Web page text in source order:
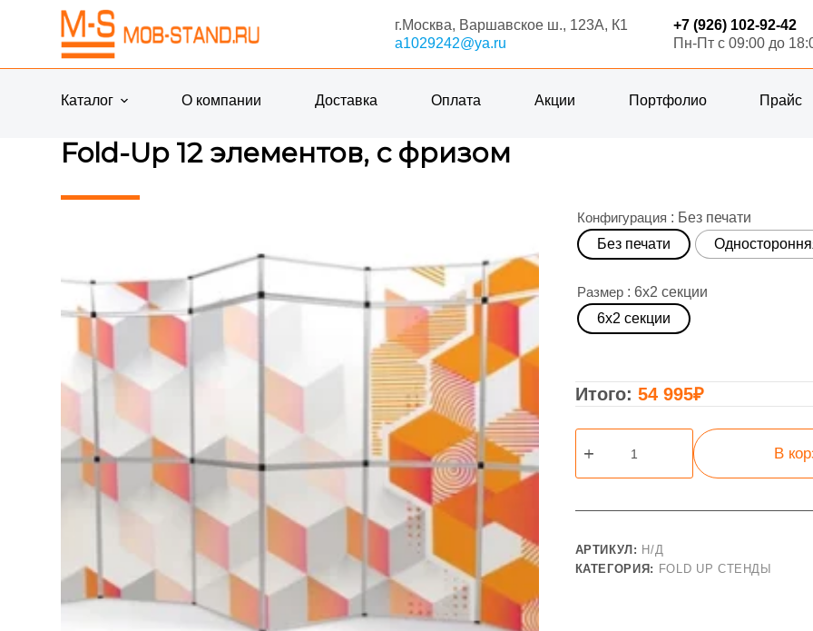
е
г.Москва, Варшавское ш., 123А, К1
a1029242@ya.ru
+7 (926) 102-92-42
Пн-Пт с 09:00 до
Каталог О компании Доставка Оплата Акции Портфолио Прайс
Fold-Up 12 элементов, с фризом
Конфигурация : Без печати
Без печати
Размер : 6х2 секции
6х2 секции
54 995₽
Количество
товара
фризом
В
АРТИКУЛ: Н/Д
КАТЕГОРИЯ: FOLD UP СТЕНДЫ